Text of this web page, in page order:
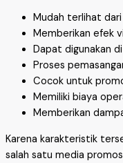
Mudah terlihat dari
Memberikan efek
Dapat digunakan
Proses
Cocok untuk
Memiliki biaya
Memberikan
Karena karakteristik
salah satu media